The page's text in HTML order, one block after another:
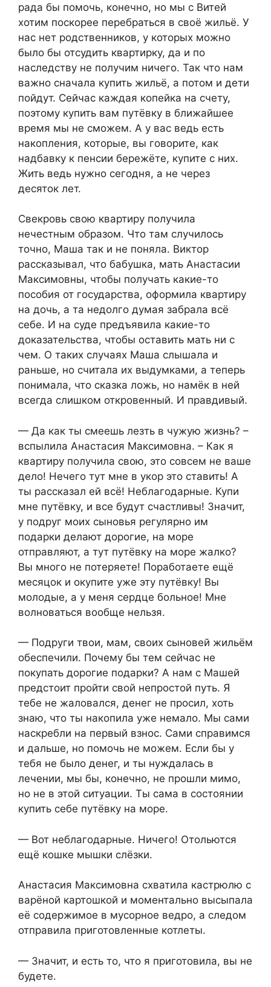
рада бы помочь, конечно, но мы с Витей
хотим поскорее перебраться в своё жильё. У
нас нет родственников, у которых можно
было бы отсудить квартирку, да и по
наследству не получим ничего. Так что нам
важно сначала купить жильё, а потом и дети
пойдут. Сейчас каждая копейка на счету,
поэтому купить вам путёвку в ближайшее
время мы не сможем. А у вас ведь есть
накопления, которые, вы говорите, как
надбавку к пенсии бережёте, купите с них.
Жить ведь нужно сегодня, а не через
десяток лет.
Свекровь свою квартиру получила
нечестным образом. Что там случилось
точно, Маша так и не поняла. Виктор
рассказывал, что бабушка, мать Анастасии
Максимовны, чтобы получать какие-то
пособия от государства, оформила квартиру
на дочь, а та недолго думая забрала всё
себе. И на суде предъявила какие-то
доказательства, чтобы оставить мать ни с
чем. О таких случаях Маша слышала и
раньше, но считала их выдумками, а теперь
понимала, что сказка ложь, но намёк в ней
всегда слишком откровенный. И правдивый.
— Да как ты смеешь лезть в чужую жизнь? –
вспылила Анастасия Максимовна. – Как я
квартиру получила свою, это совсем не ваше
дело! Нечего тут мне в укор это ставить! А
ты рассказал ей всё! Неблагодарные. Купи
мне путёвку, и все будут счастливы! Значит,
у подруг моих сыновья регулярно им
подарки делают дорогие, на море
отправляют, а тут путёвку на море жалко?
Вы много не потеряете! Поработаете ещё
месяцок и окупите уже эту путёвку! Вы
молодые, а у меня сердце больное! Мне
волноваться вообще нельзя.
— Подруги твои, мам, своих сыновей жильём
обеспечили. Почему бы тем сейчас не
покупать дорогие подарки? А нам с Машей
предстоит пройти свой непростой путь. Я
тебе не жаловался, денег не просил, хоть
знаю, что ты накопила уже немало. Мы сами
наскребли на первый взнос. Сами справимся
и дальше, но помочь не можем. Если бы у
тебя не было денег, и ты нуждалась в
лечении, мы бы, конечно, не прошли мимо,
но не в этой ситуации. Ты сама в состоянии
купить себе путёвку на море.
— Вот неблагодарные. Ничего! Отольются
ещё кошке мышки слёзки.
Анастасия Максимовна схватила кастрюлю с
варёной картошкой и моментально высыпала
её содержимое в мусорное ведро, а следом
отправила приготовленные котлеты.
— Значит, и есть то, что я приготовила, вы не
будете.